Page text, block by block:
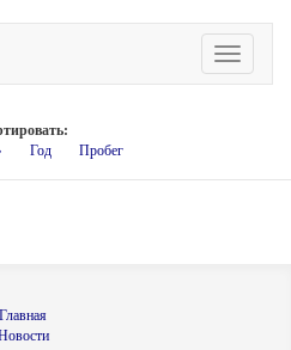
поиск
Год Пробег
Главная